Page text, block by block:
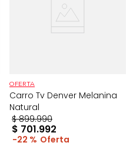
OFERTA
Carro Tv Denver Melanina
Natural
$ 899.990
$ 701.992
22 %